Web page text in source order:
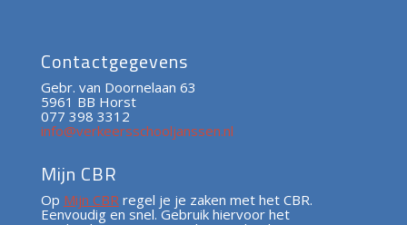
Contactgegevens
Gebr. van Doornelaan 63
5961 BB Horst
077 398 3312
info@verkeersschooljanssen.nl
Mijn CBR
Op Mijn CBR regel je je zaken met het CBR.
Eenvoudig en snel. Gebruik hiervoor het